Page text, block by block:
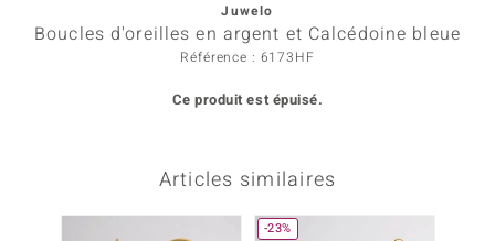
Juwelo
Boucles d'oreilles en argent et Calcédoine bleue
Référence : 6173HF
Ce produit est épuisé.
Articles similaires
-23%